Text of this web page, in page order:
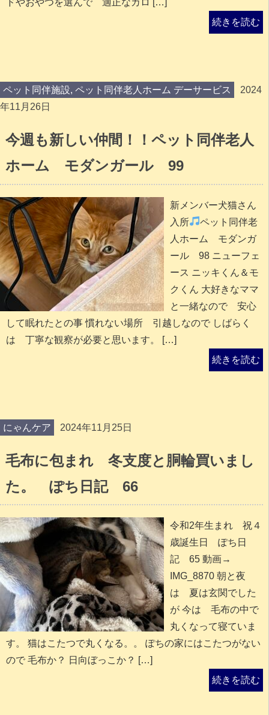
ドやおやつを選んで 適正なカロ […]
続きを読む
ペット同伴施設, ペット同伴老人ホーム デーサービス
2024
年11月26日
今週も新しい仲間！！ペット同伴老人
ホーム モダンガール 99
新メンバー犬猫さん
入所
ペット同伴老
人ホーム モダンガ
ール 98 ニューフェ
ース ニッキくん＆モ
クくん 大好きなママ
と一緒なので 安心
して眠れたとの事 慣れない場所 引越しなので しばらく
は 丁寧な観察が必要と思います。 […]
続きを読む
にゃんケア 2024年11月25日
毛布に包まれ 冬支度と胴輪買いまし
た。 ぽち日記 66
令和2年生まれ 祝４
歳誕生日 ぽち日
記 65 動画→
IMG_8870 朝と夜
は 夏は玄関でした
が 今は 毛布の中で
丸くなって寝ていま
す。 猫はこたつで丸くなる。。 ぽちの家にはこたつがない
ので 毛布か？ 日向ぼっこか？ […]
続きを読む